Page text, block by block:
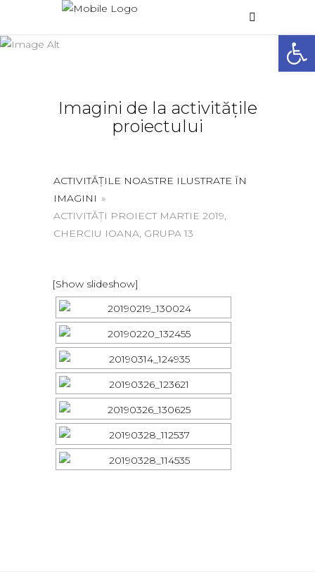
Galerie foto
Imagini de la activitățile
proiectului
ACTIVITĂȚILE NOASTRE ILUSTRATE ÎN
IMAGINI »
ACTIVITĂȚI PROIECT MARTIE 2019,
CHERCIU IOANA, GRUPA 13
[Show slideshow]